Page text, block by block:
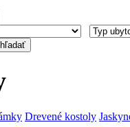
Drevené kostoly